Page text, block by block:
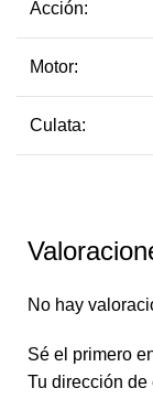
Acción:
Motor:
Culata:
No hay
Sé el primero
Tu dirección de